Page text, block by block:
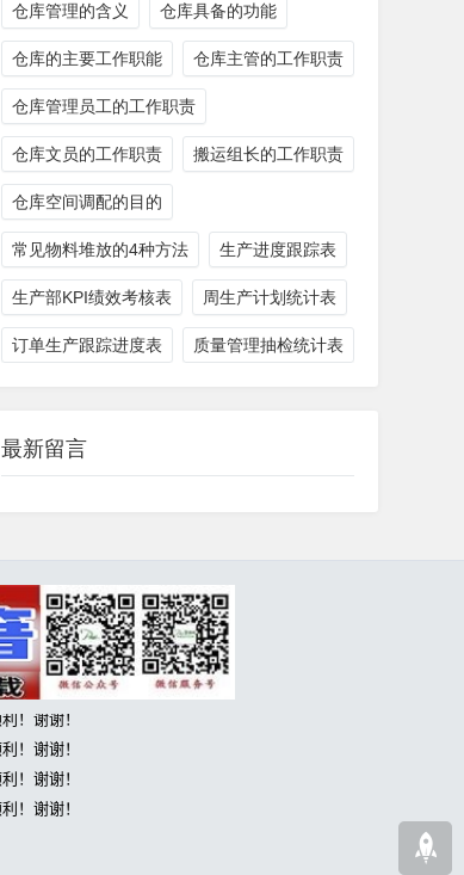
仓库管理的含义 仓库具备的功能
仓库的主要工作职能 仓库主管的工作职责
仓库管理员工的工作职责
仓库文员的工作职责 搬运组长的工作职责
仓库空间调配的目的
常见物料堆放的4种方法 生产进度跟踪表
生产部KPI绩效考核表 周生产计划统计表
订单生产跟踪进度表 质量管理抽检统计表
最新留言